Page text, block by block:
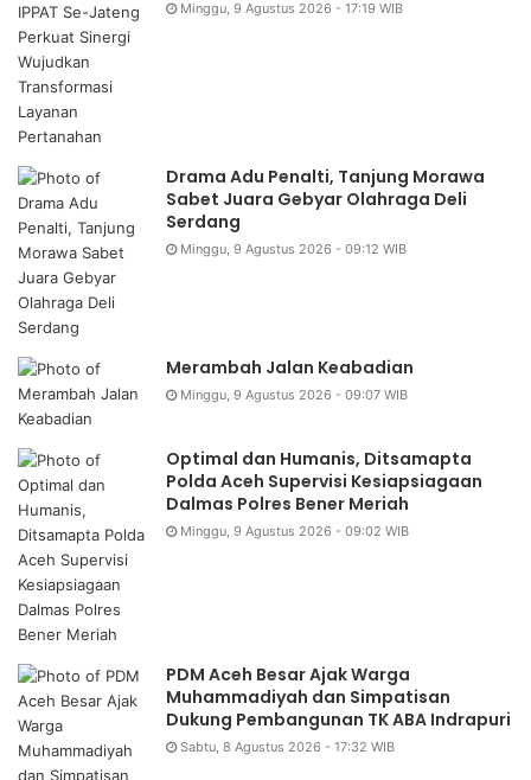
Minggu, 9 Agustus 2026 - 17:19 WIB
Drama Adu Penalti, Tanjung Morawa
Sabet Juara Gebyar Olahraga Deli
Serdang
Minggu, 9 Agustus 2026 - 09:12 WIB
Merambah Jalan Keabadian
Minggu, 9 Agustus 2026 - 09:07 WIB
Optimal dan Humanis, Ditsamapta
Polda Aceh Supervisi Kesiapsiagaan
Dalmas Polres Bener Meriah
Minggu, 9 Agustus 2026 - 09:02 WIB
PDM Aceh Besar Ajak Warga
Muhammadiyah dan Simpatisan
Dukung Pembangunan TK ABA Indrapuri
Sabtu, 8 Agustus 2026 - 17:32 WIB